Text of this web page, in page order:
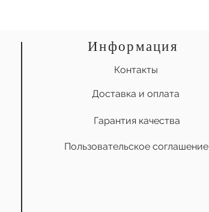
Информация
Контакты
Доставка и оплата
Гарантия качества
Пользовательское соглашение